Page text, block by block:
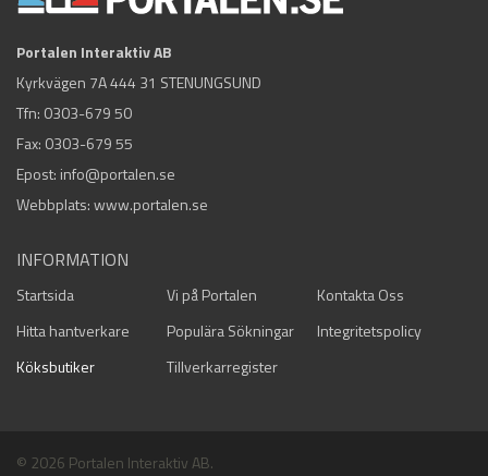
Portalen Interaktiv AB
Kyrkvägen 7A 444 31 STENUNGSUND
Tfn: 0303-679 50
Fax: 0303-679 55
Epost: info@portalen.se
Webbplats: www.portalen.se
INFORMATION
Startsida Vi på Portalen
Kontakta Oss
Hitta hantverkare
Populära Sökningar
Integritetspolicy
Köksbutiker
Tillverkarregister
© 2026 Portalen Interaktiv AB.